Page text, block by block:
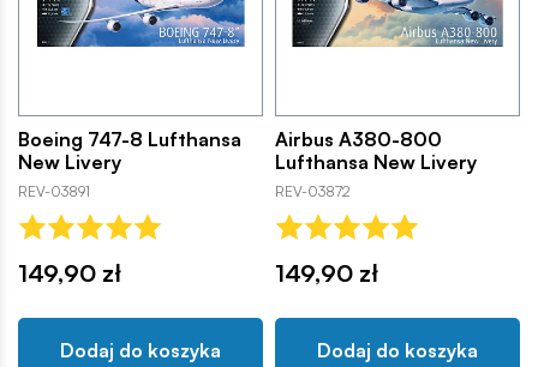
Boeing 747-8 Lufthansa
New Livery
REV-03891
149,90 zł
Dodaj do koszyka
Airbus A380-800
Lufthansa New Livery
REV-03872
149,90 zł
Dodaj do koszyka